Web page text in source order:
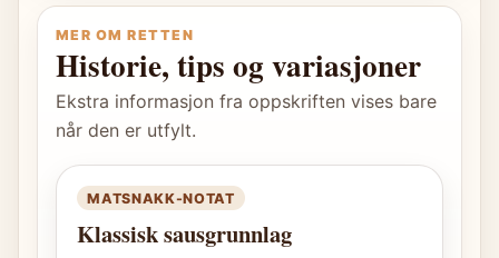
MER OM RETTEN
Historie, tips og variasjoner
Ekstra informasjon fra oppskriften vises bare
når den er utfylt.
MATSNAKK-NOTAT
Klassisk sausgrunnlag